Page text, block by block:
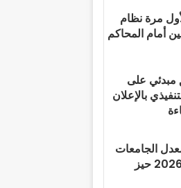
مرة نظام
أمام المحاكم
مبدئي على
بالإعلان
الجامعات
الأردنية لسنة 2026 حيز